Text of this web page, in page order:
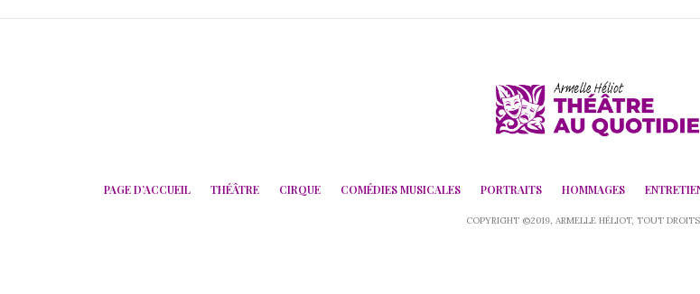
PAGE D’ACCUEIL THÉÂTRE CIRQUE COMÉDIES MUSICALES PORTRAITS HOMMAGES
COPYRIGHT ©2019, ARMELLE HÉLIOT, TOUT DROITS